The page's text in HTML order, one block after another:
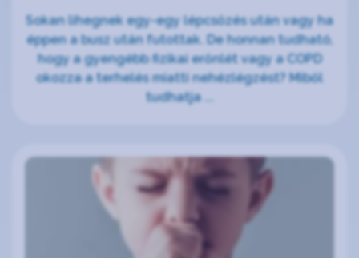
Sokan lihegnek egy-egy lépcsőzés után vagy ha
éppen a busz után futottak. De honnan tudható,
hogy a gyengébb fizikai erőnlét vagy a COPD
okozza a terhelés miatti nehézlégzést? Miből
tudhatja ...